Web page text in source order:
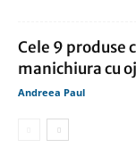
Cele 9 produse
manichiura cu
Andreea Paul